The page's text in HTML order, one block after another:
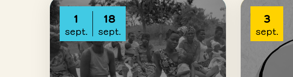
1
sept.
18
sept.
3
sept.